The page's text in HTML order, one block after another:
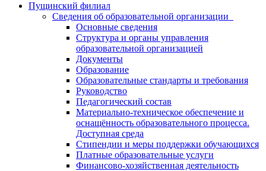
Пущинский филиал
Сведения об образовательной организации
Основные сведения
Структура и органы управления
образовательной организацией
Документы
Образование
Образовательные стандарты и требования
Руководство
Педагогический состав
Материально-техническое обеспечение и
оснащённость образовательного процесса.
Доступная среда
Стипендии и меры поддержки обучающихся
Платные образовательные услуги
Финансово-хозяйственная деятельность